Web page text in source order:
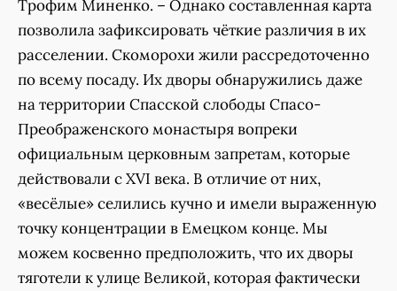
Трофим Миненко. – Однако составленная карта
позволила зафиксировать чёткие различия в их
расселении. Скоморохи жили рассредоточенно
по всему посаду. Их дворы обнаружились даже
на территории Спасской слободы Спасо-
Преображенского монастыря вопреки
официальным церковным запретам, которые
действовали с XVI века. В отличие от них,
«весёлые» селились кучно и имели выраженную
точку концентрации в Емецком конце. Мы
можем косвенно предположить, что их дворы
тяготели к улице Великой, которая фактически